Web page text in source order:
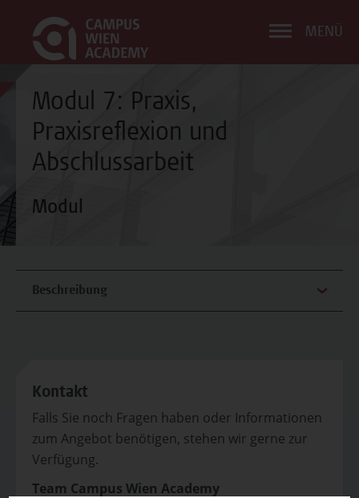
MENÜ
Modul 7: Praxis,
Praxisreflexion und
Abschlussarbeit
Modul
Beschreibung
Kontakt
Falls Sie noch Fragen haben oder Informationen
zum Angebot benötigen, stehen wir gerne zur
Verfügung.
Team Campus Wien Academy